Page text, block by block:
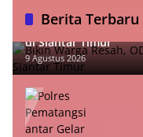
Berita Terbaru
Bikin Warga Resah,
di Siantar Timur
9 Agustus 2026